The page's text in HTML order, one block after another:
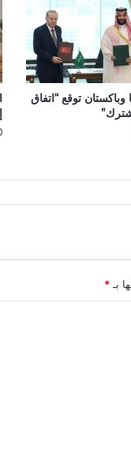
وباكستان توقع “اتفاق
بـ*